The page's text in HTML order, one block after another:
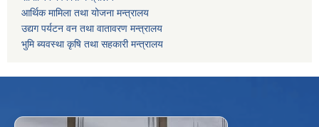
आर्थिक मामिला तथा योजना मन्त्रालय
उद्यग पर्यटन वन तथा वातावरण मन्त्रालय
भुमि ब्यवस्था कृषि तथा सहकारी मन्त्रालय